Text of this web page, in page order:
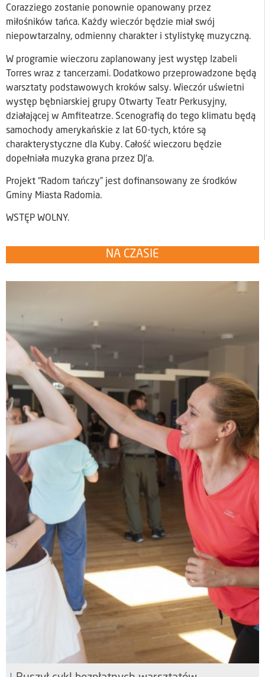
Corazziego zostanie ponownie opanowany przez
miłośników tańca. Każdy wieczór będzie miał swój
niepowtarzalny, odmienny charakter i stylistykę muzyczną.
W programie wieczoru zaplanowany jest występ Izabeli
Torres wraz z tancerzami. Dodatkowo przeprowadzone będą
warsztaty podstawowych kroków salsy. Wieczór uświetni
występ bębniarskiej grupy Otwarty Teatr Perkusyjny,
działającej w Amfiteatrze. Scenografią do tego klimatu będą
samochody amerykańskie z lat 60-tych, które są
charakterystyczne dla Kuby. Całość wieczoru będzie
dopełniała muzyka grana przez DJ’a.
Projekt “Radom tańczy” jest dofinansowany ze środków
Gminy Miasta Radomia.
WSTĘP WOLNY.
NA CZASIE